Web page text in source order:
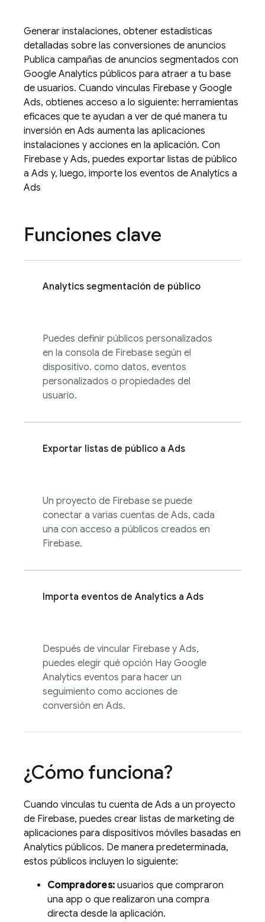
Generar instalaciones, obtener estadísticas
detalladas sobre las conversiones de anuncios
Publica campañas de anuncios segmentados con
Google Analytics públicos para atraer a tu base
de usuarios. Cuando vinculas Firebase y Google
Ads, obtienes acceso a lo siguiente: herramientas
eficaces que te ayudan a ver de qué manera tu
inversión en Ads aumenta las aplicaciones
instalaciones y acciones en la aplicación. Con
Firebase y Ads, puedes exportar listas de público
a Ads y, luego, importe los eventos de Analytics a
Ads
Funciones clave
Analytics segmentación de público
Puedes definir públicos personalizados
en la consola de Firebase según el
dispositivo. como datos, eventos
personalizados o propiedades del
usuario.
Exportar listas de público a Ads
Un proyecto de Firebase se puede
conectar a varias cuentas de Ads, cada
una con acceso a públicos creados en
Firebase.
Importa eventos de Analytics a Ads
Después de vincular Firebase y Ads,
puedes elegir qué opción Hay Google
Analytics eventos para hacer un
seguimiento como acciones de
conversión en Ads.
¿Cómo funciona?
Cuando vinculas tu cuenta de Ads a un proyecto
de Firebase, puedes crear listas de marketing de
aplicaciones para dispositivos móviles basadas en
Analytics públicos. De manera predeterminada,
estos públicos incluyen lo siguiente:
Compradores: usuarios que compraron
una app o que realizaron una compra
directa desde la aplicación.